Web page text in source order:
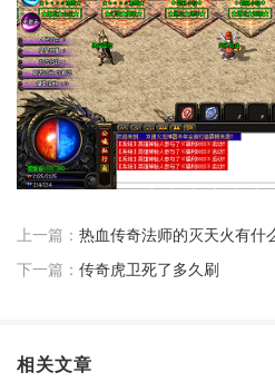
上一篇： 热血传奇法师的灭天火有什
下一篇： 传奇虎卫死了多久刷
相关文章